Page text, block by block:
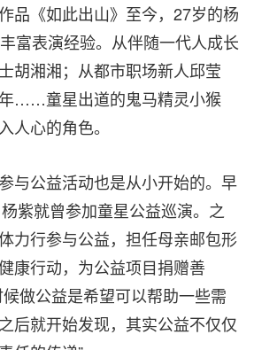
品《如此出山》至今，27岁的杨
富表演经验。 从伴随一代人成长
胡湘湘；从都市职场新人邱莹
……童星出道的鬼马精灵小猴
人心的角色。
与公益活动也是从小开始的。早
紫就曾参加童星公益巡演。之
力行参与公益，担任母亲邮包形
康行动，为公益项目捐赠善
做公益是希望可以帮助一些需
后就开始发现，其实公益不仅仅